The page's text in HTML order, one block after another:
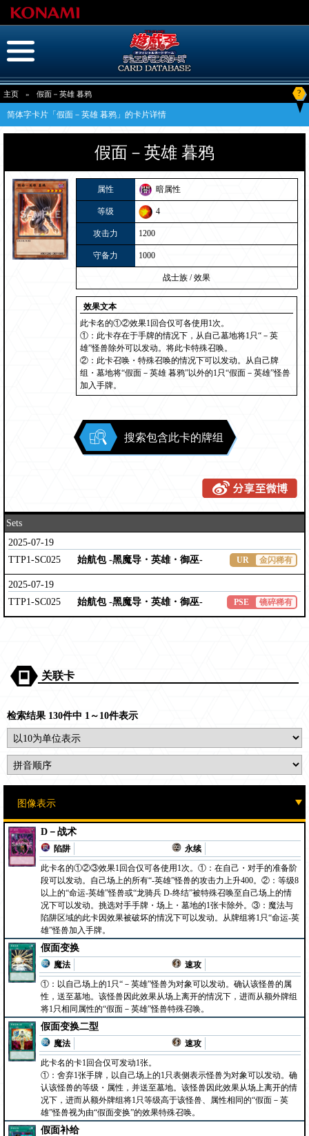
主页 » 假面－英雄 暮鸦 ?
简体字卡片「假面－英雄 暮鸦」的卡片详情
假面－英雄 暮鸦
属性 暗属性
等级 4
攻击力 1200
守备力 1000
战士族 / 效果
效果文本
此卡名的①②效果1回合仅可各使用1次。
①：此卡存在于手牌的情况下，从自己墓地将1只“－英
雄”怪兽除外可以发动。将此卡特殊召唤。
②：此卡召唤・特殊召唤的情况下可以发动。从自己牌
组・墓地将“假面－英雄 暮鸦”以外的1只“假面－英雄”怪兽
加入手牌。
搜索包含此卡的牌组
Sets
2025-07-19
TTP1-SC025
始航包 -黑魔导・英雄・御巫- UR 金闪稀有
2025-07-19
TTP1-SC025
始航包 -黑魔导・英雄・御巫- PSE 镜碎稀有
关联卡
检索结果 130件中 1～10件表示
D－战术
陷阱
永续
此卡名的①②③效果1回合仅可各使用1次。①：在自己・对手的准备阶
段可以发动。自己场上的所有“-英雄”怪兽的攻击力上升400。②：等级8
以上的“命运-英雄”怪兽或“龙骑兵 D-终结”被特殊召唤至自己场上的情
况下可以发动。挑选对手手牌・场上・墓地的1张卡除外。③：魔法与
陷阱区域的此卡因效果被破坏的情况下可以发动。从牌组将1只“命运-英
雄”怪兽加入手牌。
假面变换
魔法
速攻
①：以自己场上的1只“－英雄”怪兽为对象可以发动。确认该怪兽的属
性，送至墓地。该怪兽因此效果从场上离开的情况下，进而从额外牌组
将1只相同属性的“假面－英雄”怪兽特殊召唤。
假面变换二型
魔法
速攻
此卡名的卡1回合仅可发动1张。
①：舍弃1张手牌，以自己场上的1只表侧表示怪兽为对象可以发动。确
认该怪兽的等级・属性，并送至墓地。该怪兽因此效果从场上离开的情
况下，进而从额外牌组将1只等级高于该怪兽、属性相同的“假面－英
雄”怪兽视为由“假面变换”的效果特殊召唤。
假面补给